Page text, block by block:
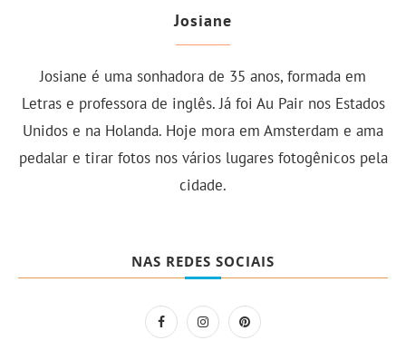
Josiane
Josiane é uma sonhadora de 35 anos, formada em
Letras e professora de inglês. Já foi Au Pair nos Estados
Unidos e na Holanda. Hoje mora em Amsterdam e ama
pedalar e tirar fotos nos vários lugares fotogênicos pela
cidade.
NAS REDES SOCIAIS